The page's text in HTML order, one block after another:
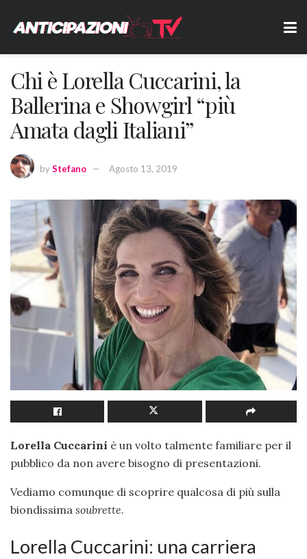
Chi è Lorella Cuccarini, la
Ballerina e Showgirl “più
Amata dagli Italiani”
byStefano Agosto 13, 2019
Lorella Cuccarini è un volto talmente familiare per il
pubblico da non avere bisogno di presentazioni.
Vediamo comunque di scoprire qualcosa di più sulla
biondissima soubrette.
Lorella Cuccarini: una carriera